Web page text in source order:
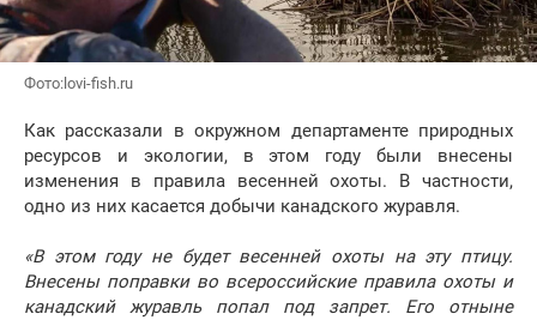
Фото:lovi-fish.ru
Как рассказали в окружном департаменте природных
ресурсов и экологии, в этом году были внесены
изменения в правила весенней охоты. В частности,
одно из них касается добычи канадского журавля.
«В этом году не будет весенней охоты на эту птицу.
Внесены поправки во всероссийские правила охоты и
канадский журавль попал под запрет. Его отныне